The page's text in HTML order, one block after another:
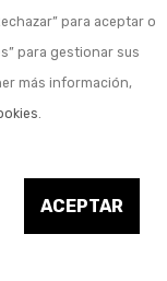
para aceptar o
para gestionar sus
más información,
.
ACEPTAR
por: 24